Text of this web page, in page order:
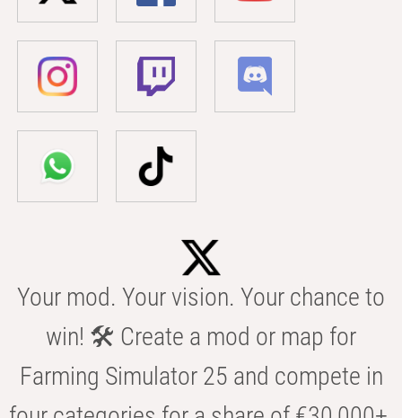
Your mod. Your vision. Your chance to
win! 🛠️ Create a mod or map for
Farming Simulator 25 and compete in